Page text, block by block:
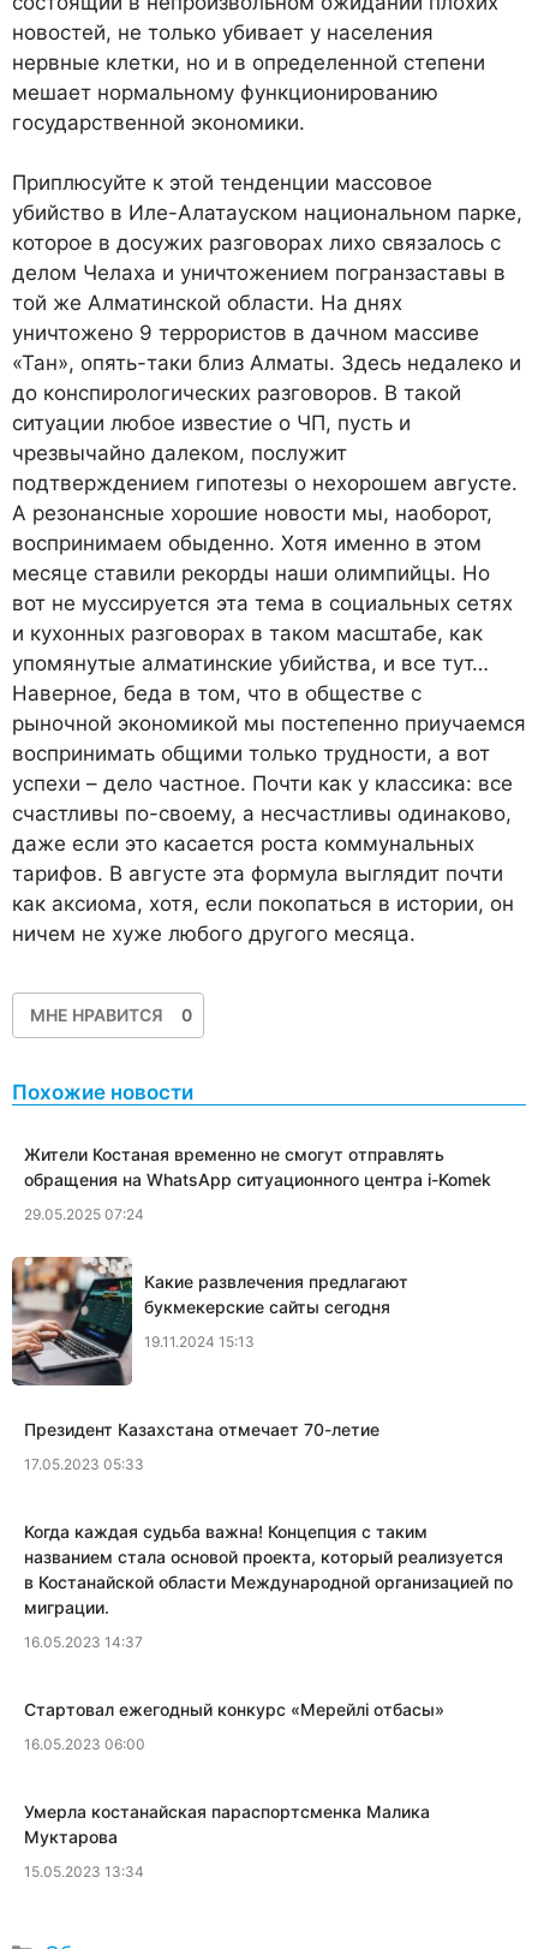
новостей, не только убивает у населения
нервные клетки, но и в определенной степени
мешает нормальному функционированию
государственной экономики.
Приплюсуйте к этой тенденции массовое
убийство в Иле-Алатауском национальном парке,
которое в досужих разговорах лихо связалось с
делом Челаха и уничтожением погранзаставы в
той же Алматинской области. На днях
уничтожено 9 террористов в дачном массиве
«Тан», опять-таки близ Алматы. Здесь недалеко и
до конспирологических разговоров. В такой
ситуации любое известие о ЧП, пусть и
чрезвычайно далеком, послужит
подтверждением гипотезы о нехорошем августе.
А резонансные хорошие новости мы, наоборот,
воспринимаем обыденно. Хотя именно в этом
месяце ставили рекорды наши олимпийцы. Но
вот не муссируется эта тема в социальных сетях
и кухонных разговорах в таком масштабе, как
упомянутые алматинские убийства, и все тут…
Наверное, беда в том, что в обществе с
рыночной экономикой мы постепенно приучаемся
воспринимать общими только трудности, а вот
успехи – дело частное. Почти как у классика: все
счастливы по-своему, а несчастливы одинаково,
даже если это касается роста коммунальных
тарифов. В августе эта формула выглядит почти
как аксиома, хотя, если покопаться в истории, он
ничем не хуже любого другого месяца.
МНЕ НРАВИТСЯ 0
Похожие новости
Жители Костаная временно не смогут отправлять
обращения на WhatsApp ситуационного центра i-Komek
29.05.2025 07:24
Какие развлечения предлагают
букмекерские сайты сегодня
19.11.2024 15:13
Президент Казахстана отмечает 70-летие
17.05.2023 05:33
Когда каждая судьба важна! Концепция с таким
названием стала основой проекта, который реализуется
в Костанайской области Международной организацией по
миграции.
16.05.2023 14:37
​Стартовал ежегодный конкурс «Мерейлi отбасы»
16.05.2023 06:00
​Умерла костанайская параспортсменка Малика
Муктарова
15.05.2023 13:34